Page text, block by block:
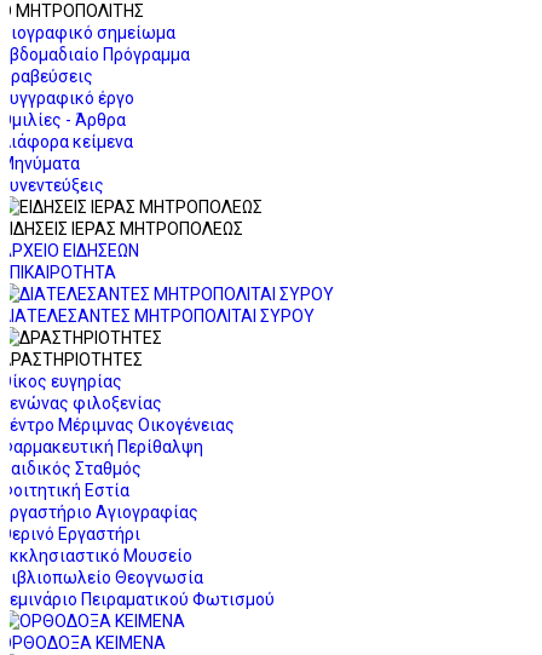
Ο ΜΗΤΡΟΠΟΛΙΤΗΣ
Βιογραφικό σημείωμα
Εβδομαδιαίο Πρόγραμμα
Βραβεύσεις
Συγγραφικό έργο
Ομιλίες - Άρθρα
Διάφορα κείμενα
Μηνύματα
Συνεντεύξεις
ΕΙΔΗΣΕΙΣ ΙΕΡΑΣ ΜΗΤΡΟΠΟΛΕΩΣ
ΑΡΧΕΙΟ ΕΙΔΗΣΕΩΝ
ΕΠΙΚΑΙΡΟΤΗΤΑ
ΔΙΑΤΕΛΕΣΑΝΤΕΣ ΜΗΤΡΟΠΟΛΙΤΑΙ ΣΥΡΟΥ
ΔΡΑΣΤΗΡΙΟΤΗΤΕΣ
Οίκος ευγηρίας
Ξενώνας φιλοξενίας
Κέντρο Μέριμνας Οικογένειας
Φαρμακευτική Περίθαλψη
Παιδικός Σταθμός
Φοιτητική Εστία
Εργαστήριο Αγιογραφίας
Θερινό Εργαστήρι
Εκκλησιαστικό Μουσείο
Βιβλιοπωλείο Θεογνωσία
Σεμινάριο Πειραματικού Φωτισμού
ΟΡΘΟΔΟΞΑ ΚΕΙΜΕΝΑ